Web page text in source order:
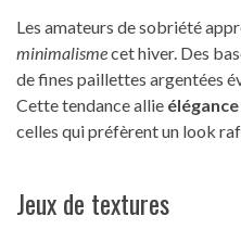
Les amateurs de sobriété
minimalismecet hiver. Des
de fines paillettes argentées
Cette tendance allie élégance
celles qui préfèrent un look
Jeux de textures